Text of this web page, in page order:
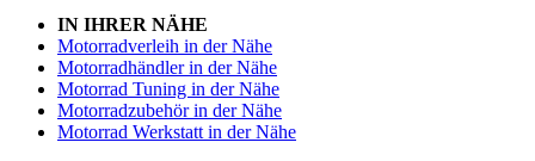
IN IHRER NÄHE
Motorradverleih in der Nähe
Motorradhändler in der Nähe
Motorrad Tuning in der Nähe
Motorradzubehör in der Nähe
Motorrad Werkstatt in der Nähe